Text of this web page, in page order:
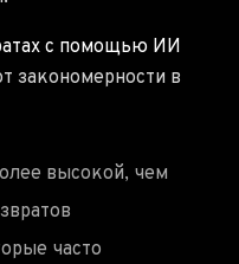
с помощью ИИ
закономерности в
высокой, чем
часто